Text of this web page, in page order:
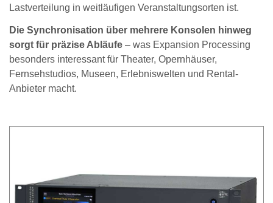
Lastverteilung in weitläufigen Veranstaltungsorten ist.
Die Synchronisation über mehrere Konsolen hinweg
sorgt für präzise Abläufe – was Expansion Processing
besonders interessant für Theater, Opernhäuser,
Fernsehstudios, Museen, Erlebniswelten und Rental-
Anbieter macht.